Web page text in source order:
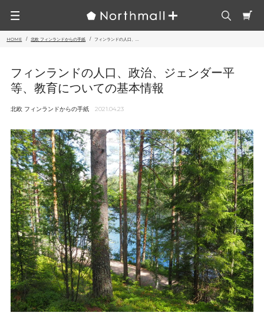
HOME 北欧 フィンランドからの手紙 フィンランドの人口、...
フィンランドの人口、政治、ジェンダー平
等、教育についての基本情報
北欧 フィンランドからの手紙 2021.04.23